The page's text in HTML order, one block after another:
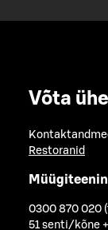
Võta
Restoranid
0300 870 020
51 senti/kõne